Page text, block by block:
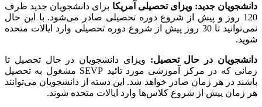
دانشجویان جدید: ویزای تحصیلی آمریکا برای دانشجویان جدید ظرف
120 روز و پیش از شروع دوره تحصیلی صادر می‌شود. با این حال
نمی‌توانید تا 30 روز پیش از شروع دوره تحصیلی وارد ایالات متحده
شوید.
دانشجویان در حال تحصیل: ویزای دانشجویان در حال تحصیل تا
زمانی که در مرکز آموزشی مورد تائید SEVP مشغول به تحصیل
باشند در هر زمان صادر خواهد شد. این دسته از دانشجویان می‌توانند
هر زمان پیش از شروع کلاس‌ها وارد ایالات متحده شوند.